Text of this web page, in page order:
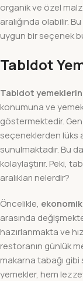
organik ve özel
aralığında olabilir.
uygun bir seçenek
Tabldot
Tabldot
konumuna ve
göstermektedir.
seçeneklerden lüks
sunulmaktadır. Bu
kolaylaştırır. Peki,
aralıkları nelerdir?
Öncelikle,
arasında
hazırlanmakta ve
restoranın günlük
makarna tabağı
yemekler, hem